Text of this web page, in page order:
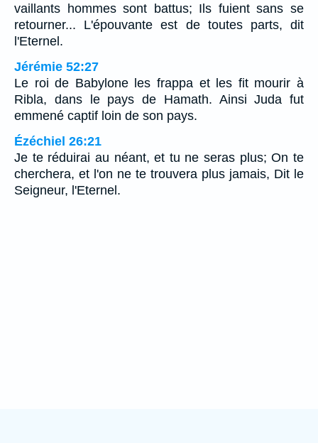
vaillants hommes sont battus; Ils fuient sans se
retourner... L'épouvante est de toutes parts, dit
l'Eternel.
Jérémie 52:27
Le roi de Babylone les frappa et les fit mourir à
Ribla, dans le pays de Hamath. Ainsi Juda fut
emmené captif loin de son pays.
Ézéchiel 26:21
Je te réduirai au néant, et tu ne seras plus; On te
cherchera, et l'on ne te trouvera plus jamais, Dit le
Seigneur, l'Eternel.